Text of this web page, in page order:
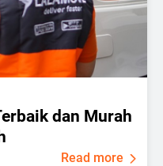
dan Murah
Read more